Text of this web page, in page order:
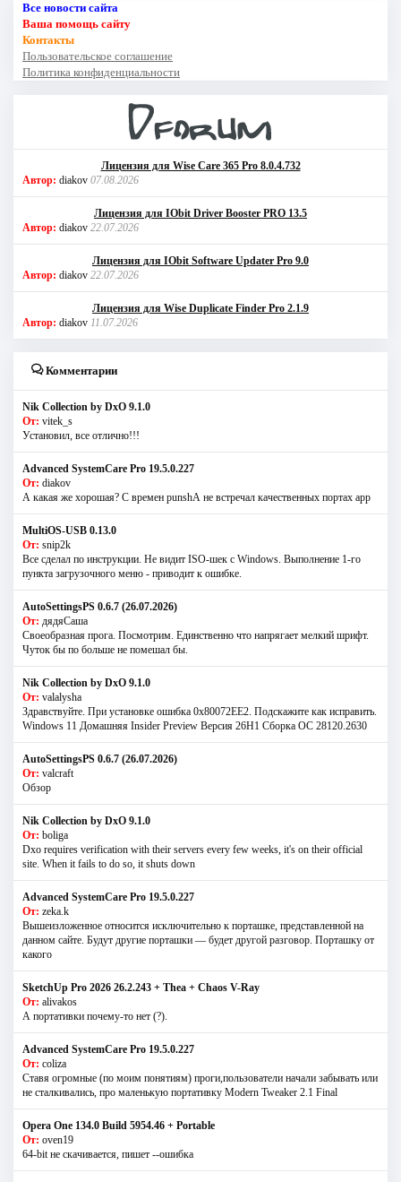
Все новости сайта
Ваша помощь сайту
Контакты
Пользовательское соглашение
Политика конфиденциальности
Лицензия для Wise Care 365 Pro 8.0.4.732
Автор: diakov 07.08.2026
Лицензия для IObit Driver Booster PRO 13.5
Автор: diakov 22.07.2026
Лицензия для IObit Software Updater Pro 9.0
Автор: diakov 22.07.2026
Лицензия для Wise Duplicate Finder Pro 2.1.9
Автор: diakov 11.07.2026
Комментарии
Nik Collection by DxO 9.1.0
От: vitek_s
Установил, все отлично!!!
Advanced SystemCare Pro 19.5.0.227
От: diakov
А какая же хорошая? С времен punshА не встречал качественных портах app
MultiOS-USB 0.13.0
От: snip2k
Все сделал по инструкции. Не видит ISO-шек с Windows. Выполнение 1-го
пункта загрузочного меню - приводит к ошибке.
AutoSettingsPS 0.6.7 (26.07.2026)
От: дядяСаша
Своеобразная прога. Посмотрим. Единственно что напрягает мелкий шрифт.
Чуток бы по больше не помешал бы.
Nik Collection by DxO 9.1.0
От: valalysha
Здравствуйте. При установке ошибка 0х80072EE2. Подскажите как исправить.
Windows 11 Домашняя Insider Preview Версия 26H1 Сборка ОС 28120.2630
AutoSettingsPS 0.6.7 (26.07.2026)
От: valcraft
Обзор
Nik Collection by DxO 9.1.0
От: boliga
Dxo requires verification with their servers every few weeks, it's on their official
site. When it fails to do so, it shuts down
Advanced SystemCare Pro 19.5.0.227
От: zeka.k
Вышеизложенное относится исключительно к порташке, представленной на
данном сайте. Будут другие порташки — будет другой разговор. Порташку от
какого
SketchUp Pro 2026 26.2.243 + Thea + Chaos V-Ray
От: alivakos
А портативки почему-то нет (?).
Advanced SystemCare Pro 19.5.0.227
От: coliza
Ставя огромные (по моим понятиям) проги,пользователи начали забывать или
не сталкивались, про маленькую портативку Modern Tweaker 2.1 Final
Opera One 134.0 Build 5954.46 + Portable
От: oven19
64-bit не скачивается, пишет --ошибка